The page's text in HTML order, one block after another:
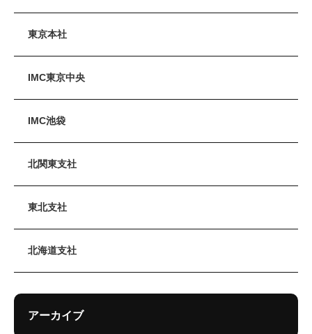
東京本社
IMC東京中央
IMC池袋
北関東支社
東北支社
北海道支社
アーカイブ